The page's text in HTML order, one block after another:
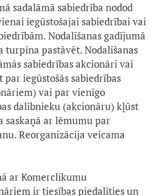
sadalāmā sabiedrība nodod
iegūstošajai sabiedrībai vai
Nodalīšanas gadījumā
turpina pastāvēt. Nodalīšanas
sabiedrības akcionāri vai
iegūstošās sabiedrības
vai par vienīgo
dalībnieku (akcionāru) kļūst
saskaņā ar lēmumu par
Reorganizācija veicama
ar Komerclikumu
ir tiesības piedalīties un